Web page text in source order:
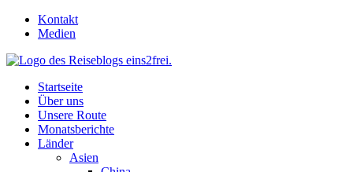
Skip
Kontakt
Medien
Startseite
Über uns
Unsere Route
Monatsberichte
Länder
Asien